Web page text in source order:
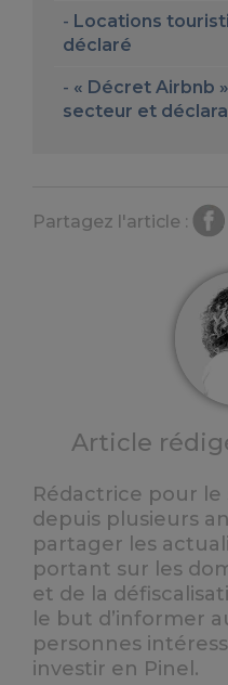
Locations
déclaré
« Décret Airbnb
secteur et
Partagez l'article :
Article
Rédactrice pour
depuis plusieurs
partager les
portant sur les
et de la
le but d’informer
personnes
investir en Pinel.